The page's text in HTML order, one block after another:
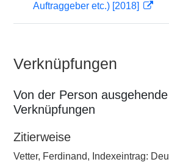
Auftraggeber etc.) [2018]
Verknüpfungen
Von der Person ausgehende
Verknüpfungen
Zitierweise
Vetter, Ferdinand, Indexeintrag: